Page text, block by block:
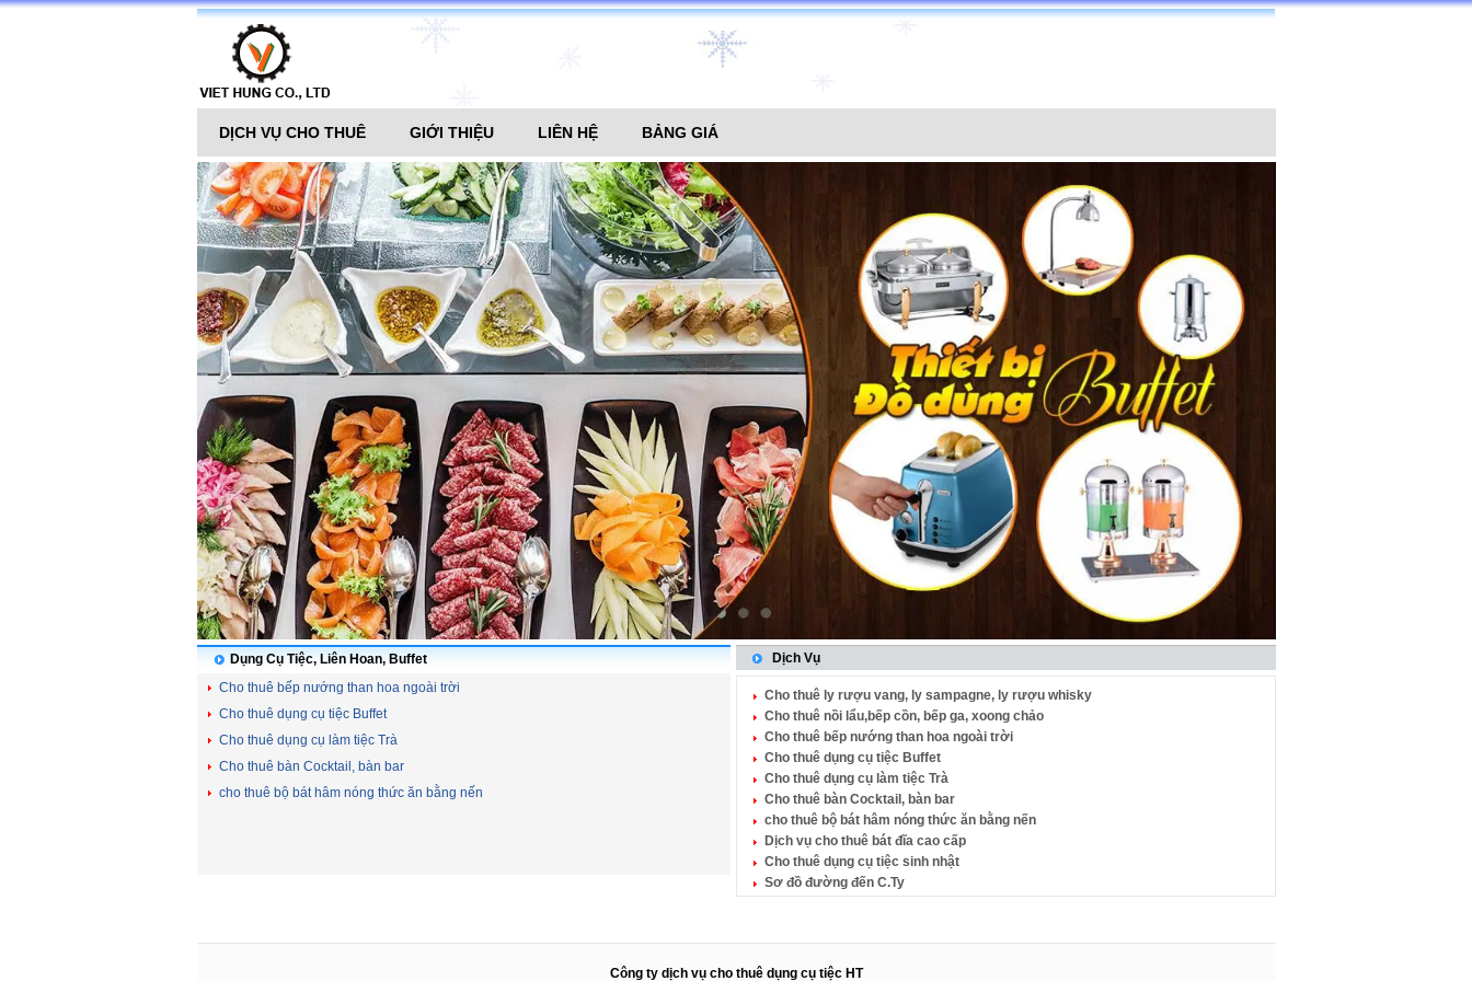
DỊCH VỤ CHO THUÊ GIỚI THIỆU LIÊN HỆ BẢNG GIÁ
Dụng Cụ Tiệc, Liên Hoan, Buffet
Cho thuê bếp nướng than hoa ngoài trời
Cho thuê dụng cụ tiệc Buffet
Cho thuê dụng cụ làm tiệc Trà
Cho thuê bàn Cocktail, bàn bar
cho thuê bộ bát hâm nóng thức ăn bằng nến
Dịch Vụ
Cho thuê ly rượu vang, ly sampagne, ly rượu whisky
Cho thuê nồi lẩu,bếp cồn, bếp ga, xoong chảo
Cho thuê bếp nướng than hoa ngoài trời
Cho thuê dụng cụ tiệc Buffet
Cho thuê dụng cụ làm tiệc Trà
Cho thuê bàn Cocktail, bàn bar
cho thuê bộ bát hâm nóng thức ăn bằng nến
Dịch vụ cho thuê bát đĩa cao cấp
Cho thuê dụng cụ tiệc sinh nhật
Sơ đồ đường đến C.Ty
Công ty dịch vụ cho thuê dụng cụ tiệc HT